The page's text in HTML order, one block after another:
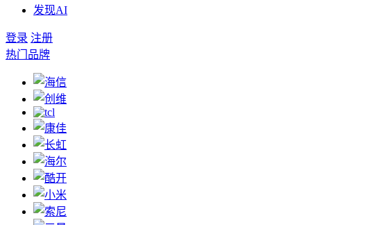
发现AI
登录 注册
热门品牌